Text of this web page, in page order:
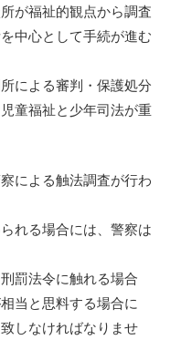
が福祉的観点から調査
中心として手続が進む
による審判・保護処分
童福祉と少年司法が重
による触法調査が行わ
れる場合には、警察は
罰法令に触れる場合
当と思料する場合に
しなければなりませ